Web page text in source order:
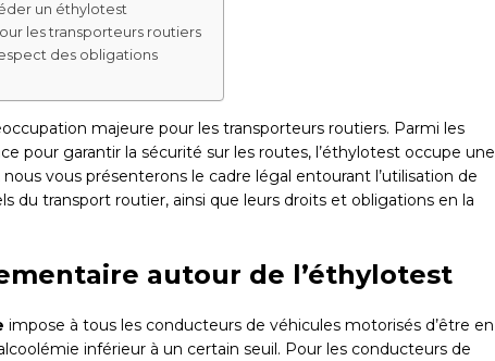
un éthylotest
les transporteurs routiers
des obligations
majeure pour les transporteurs routiers. Parmi les
pour garantir la sécurité sur les routes, l’éthylotest occupe une
vous présenterons le cadre légal entourant l’utilisation de
du transport routier, ainsi que leurs droits et obligations en la
autour de l’éthylotest
impose à tous les conducteurs de véhicules motorisés d’être en
inférieur à un certain seuil. Pour les conducteurs de